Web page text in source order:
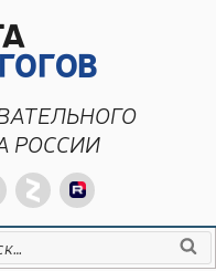
РОССИИ